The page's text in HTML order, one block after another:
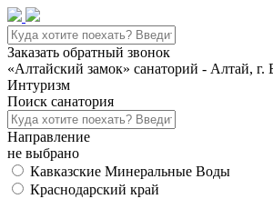
Заказать обратный звонок
«Алтайский замок» санаторий - Алтай, г.
Интуризм
Поиск санатория
Направление
не выбрано
Кавказские Минеральные Воды
Краснодарский край